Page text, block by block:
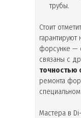
трубы.
Стоит
форсунке —
связаны с
точностью
ремонта
Мастера в